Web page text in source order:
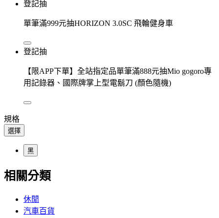
登記抽
單筆滿999元抽HORIZON 3.0SC 飛輪健身車
登記抽
【限APP下單】全站指定品單筆滿888元抽Mio gogoro專
用記錄器、國際牌掌上型電鬍刀 (顏色隨機)
規格
選擇
黑
相關分類
休閒
汽車百貨